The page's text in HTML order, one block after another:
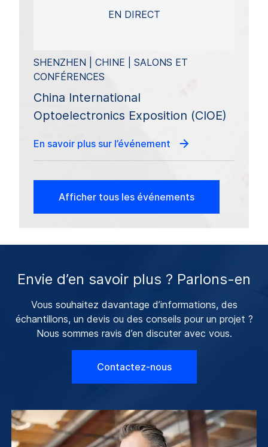
EN DIRECT
SHENZHEN | CHINE | SALONS ET
CONFÉRENCES
China International
Optoelectronics Exposition (CIOE)
En savoir plus sur l’événement
Afficher tous les événements
Envie d’en savoir plus ? Parlons-en
Vous souhaitez davantage d’informations, des
échantillons, un devis ou des conseils pour un projet ?
Nous sommes ravis d’en discuter avec vous.
Contactez-nous